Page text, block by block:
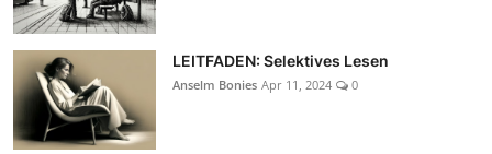
LEITFADEN: Selektives Lesen
Anselm Bonies Apr 11, 2024 0